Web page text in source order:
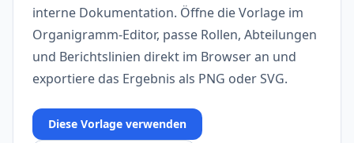
interne Dokumentation. Öffne die Vorlage im
Organigramm-Editor, passe Rollen, Abteilungen
und Berichtslinien direkt im Browser an und
exportiere das Ergebnis als PNG oder SVG.
Diese Vorlage verwenden